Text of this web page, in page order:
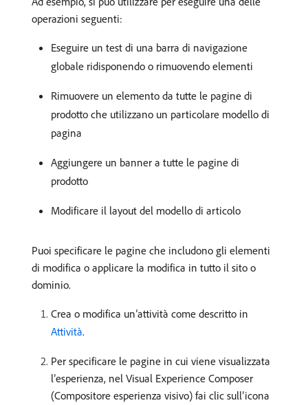
operazioni seguenti:
Eseguire un test di una barra di navigazione
globale ridisponendo o rimuovendo elementi
Rimuovere un elemento da tutte le pagine di
prodotto che utilizzano un particolare modello di
pagina
Aggiungere un banner a tutte le pagine di
prodotto
Modificare il layout del modello di articolo
Puoi specificare le pagine che includono gli elementi
di modifica o applicare la modifica in tutto il sito o
dominio.
Crea o modifica un’attività come descritto in
Attività.
Per specificare le pagine in cui viene visualizzata
l’esperienza, nel Visual Experience Composer
(Compositore esperienza visivo) fai clic sull’icona